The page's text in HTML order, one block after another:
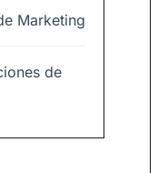
Marketing
de